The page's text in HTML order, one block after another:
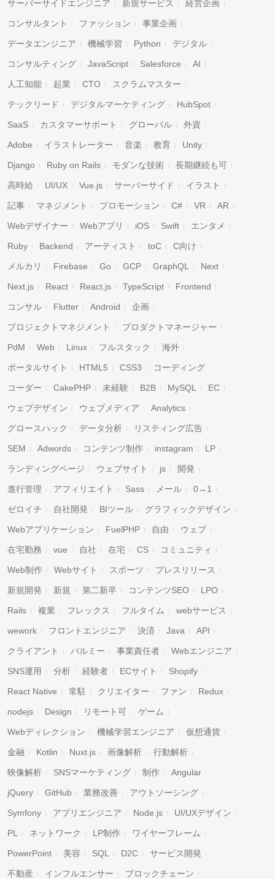
キャンセル 検索
サーバーサイドエンジニア 新規サービス 経営企画
コンサルタント ファッション 事業企画
データエンジニア 機械学習 Python デジタル
コンサルティング JavaScript Salesforce AI
人工知能 起業 CTO スクラムマスター
テックリード デジタルマーケティング HubSpot
SaaS カスタマーサポート グローバル 外資
Adobe イラストレーター 音楽 教育 Unity
Django Ruby on Rails モダンな技術 長期継続も可
高時給 UI/UX Vue.js サーバーサイド イラスト
記事 マネジメント プロモーション C# VR AR
Webデザイナー Webアプリ iOS Swift エンタメ
Ruby Backend アーティスト toC C向け
メルカリ Firebase Go GCP GraphQL Next
Next.js React React.js TypeScript Frontend
コンサル Flutter Android 企画
プロジェクトマネジメント プロダクトマネージャー
PdM Web Linux フルスタック 海外
ポータルサイト HTML5 CSS3 コーディング
コーダー CakePHP 未経験 B2B MySQL EC
ウェブデザイン ウェブメディア Analytics
グロースハック データ分析 リスティング広告
SEM Adwords コンテンツ制作 instagram LP
ランディングページ ウェブサイト js 開発
進行管理 アフィリエイト Sass メール 0→1
ゼロイチ 自社開発 BIツール グラフィックデザイン
Webアプリケーション FuelPHP 自由 ウェブ
在宅勤務 vue 自社 在宅 CS コミュニティ
Web制作 Webサイト スポーツ プレスリリース
新規開発 新規 第二新卒 コンテンツSEO LPO
Rails 複業 フレックス フルタイム webサービス
wework フロントエンジニア 決済 Java API
クライアント パルミー 事業責任者 Webエンジニア
SNS運用 分析 経験者 ECサイト Shopify
React Native 常駐 クリエイター ファン Redux
nodejs Design リモート可 ゲーム
Webディレクション 機械学習エンジニア 仮想通貨
金融 Kotlin Nuxt.js 画像解析 行動解析
映像解析 SNSマーケティング 制作 Angular
jQuery GitHub 業務改善 アウトソーシング
Symfony アプリエンジニア Node.js UI/UXデザイン
PL ネットワーク LP制作 ワイヤーフレーム
PowerPoint 美容 SQL D2C サービス開発
不動産 インフルエンサー ブロックチェーン